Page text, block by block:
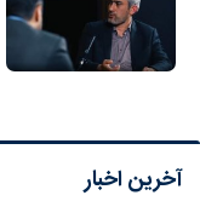
آخرین اخبار